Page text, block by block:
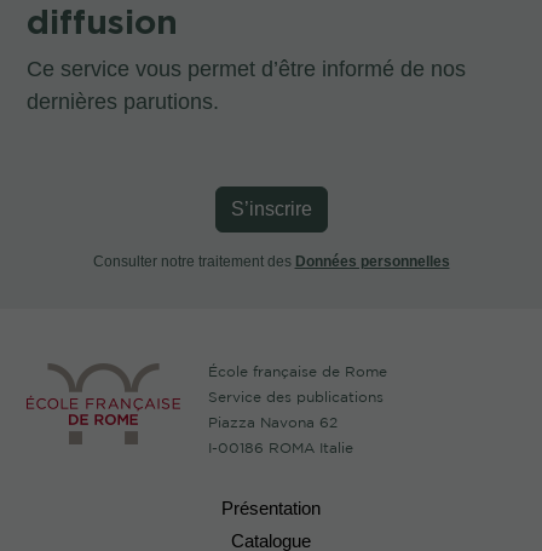
diffusion
Ce service vous permet d’être informé de nos
dernières parutions.
S’inscrire
Consulter notre traitement des Données personnelles
École française de Rome
Service des publications
Piazza Navona 62
I-00186 ROMA Italie
Présentation
Catalogue